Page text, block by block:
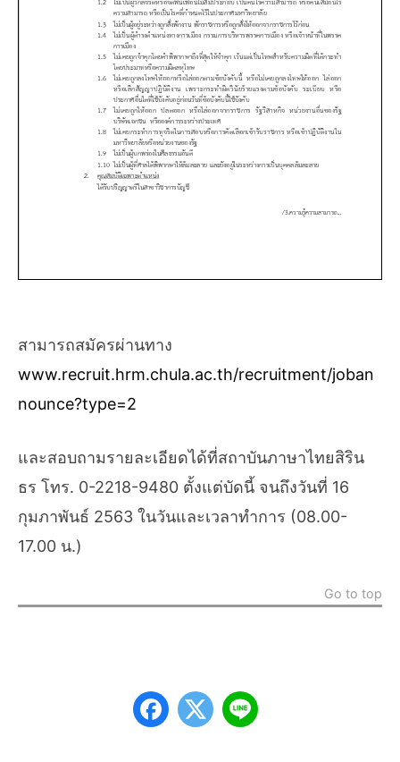
สามารถสมัครผ่านทาง
www.recruit.hrm.chula.ac.th/recruitment/joban
nounce?type=2
และสอบถามรายละเอียดได้ที่สถาบันภาษาไทยสิริน
ธร โทร. 0-2218-9480 ตั้งแต่บัดนี้ จนถึงวันที่ 16
กุมภาพันธ์ 2563 ในวันและเวลาทําการ (08.00-
17.00 น.)
Go to top